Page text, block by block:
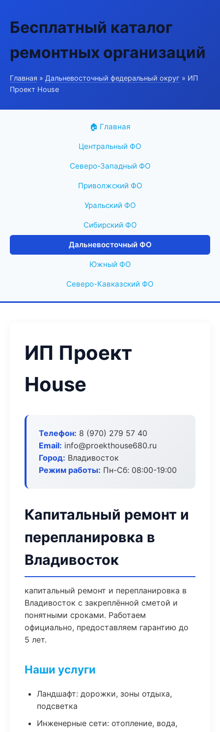
Бесплатный каталог
ремонтных организаций
Главная » Дальневосточный федеральный округ » ИП
Проект House
🏠 Главная
Центральный ФО
Северо-Западный ФО
Приволжский ФО
Уральский ФО
Сибирский ФО
Дальневосточный ФО
Южный ФО
Северо-Кавказский ФО
ИП Проект
House
Телефон: 8 (970) 279 57 40
Email: info@proekthouse680.ru
Город: Владивосток
Режим работы: Пн-Сб: 08:00-19:00
Капитальный ремонт и
перепланировка в
Владивосток
капитальный ремонт и перепланировка в
Владивосток с закреплённой сметой и
понятными сроками. Работаем
официально, предоставляем гарантию до
5 лет.
Наши услуги
Ландшафт: дорожки, зоны отдыха,
подсветка
Инженерные сети: отопление, вода,